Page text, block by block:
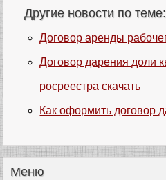
Другие новости по теме:
Договор аренды
Договор дарения доли
росреестра скачать
Как оформить договор
Меню